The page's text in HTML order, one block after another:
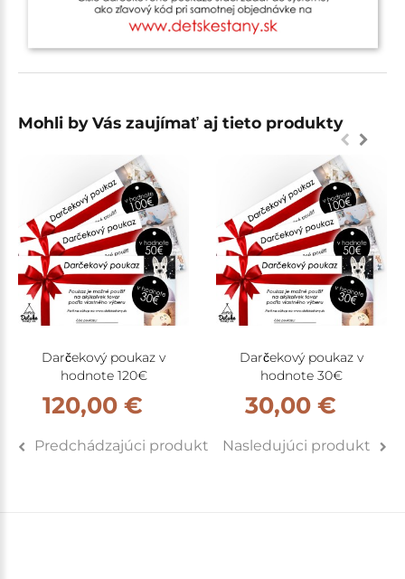
Mohli by Vás zaujímať aj tieto produkty
Darčekový poukaz v
hodnote 120€
120,00 €
Darčekový poukaz v
hodnote 30€
30,00 €
Predchádzajúci produkt Nasledujúci produkt